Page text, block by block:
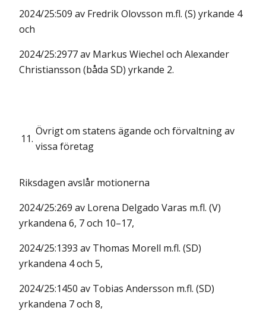
2024/25:509 av Fredrik Olovsson m.fl. (S) yrkande 4
och
2024/25:2977 av Markus Wiechel och Alexander
Christiansson (båda SD) yrkande 2.
11.
Övrigt om statens ägande och förvaltning av
vissa företag
Riksdagen avslår motionerna
2024/25:269 av Lorena Delgado Varas m.fl. (V)
yrkandena 6, 7 och 10–17,
2024/25:1393 av Thomas Morell m.fl. (SD)
yrkandena 4 och 5,
2024/25:1450 av Tobias Andersson m.fl. (SD)
yrkandena 7 och 8,